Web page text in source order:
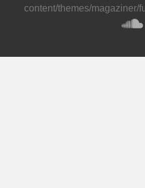
content/themes/magaziner/